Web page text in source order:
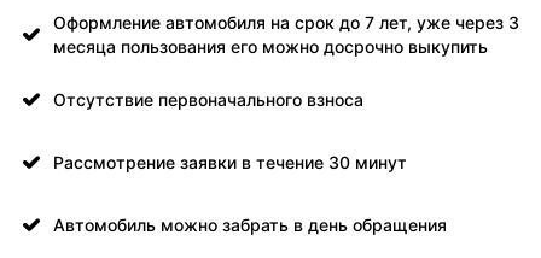
Оформление автомобиля на срок до 7 лет, уже через 3
месяца пользования его можно досрочно выкупить
Отсутствие первоначального взноса
Рассмотрение заявки в течение 30 минут
Автомобиль можно забрать в день обращения